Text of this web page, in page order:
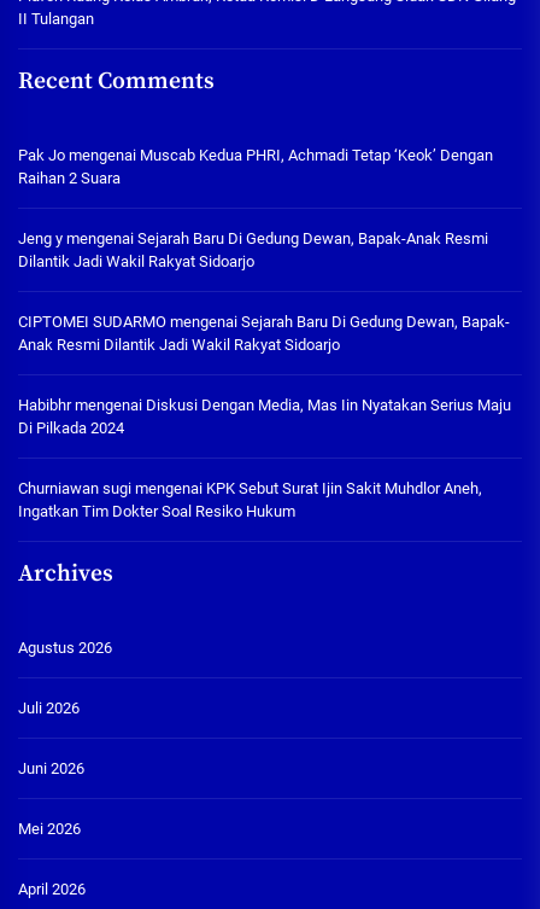
II Tulangan
Recent Comments
Pak Jo mengenai Muscab Kedua PHRI, Achmadi Tetap ‘Keok’ Dengan
Raihan 2 Suara
Jeng y mengenai Sejarah Baru Di Gedung Dewan, Bapak-Anak Resmi
Dilantik Jadi Wakil Rakyat Sidoarjo
CIPTOMEI SUDARMO mengenai Sejarah Baru Di Gedung Dewan, Bapak-
Anak Resmi Dilantik Jadi Wakil Rakyat Sidoarjo
Habibhrmengenai Diskusi Dengan Media, Mas Iin Nyatakan Serius Maju
Di Pilkada 2024
Churniawan sugi mengenai KPK Sebut Surat Ijin Sakit Muhdlor Aneh,
Ingatkan Tim Dokter Soal Resiko Hukum
Archives
Agustus 2026
Juli 2026
Juni 2026
Mei 2026
April 2026